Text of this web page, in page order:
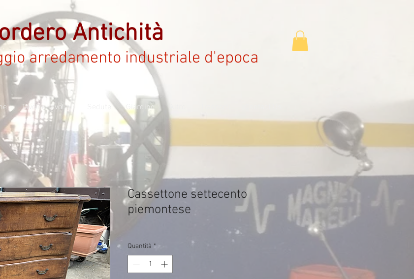
arredamento industriale d'epoca
Antichità
Tavoli e Tavolini Giardino
Cassettone settecento
piemontese
Quantità *